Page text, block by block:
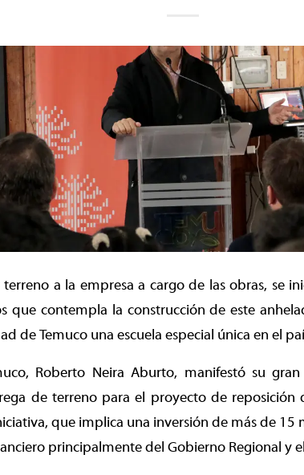
a la empresa a cargo de las obras, se
que contempla la construcción de este
de Temuco una escuela especial única en el
Roberto Neira Aburto, manifestó su
de terreno para el proyecto de reposición
que implica una inversión de más de 15
principalmente del Gobierno Regional y